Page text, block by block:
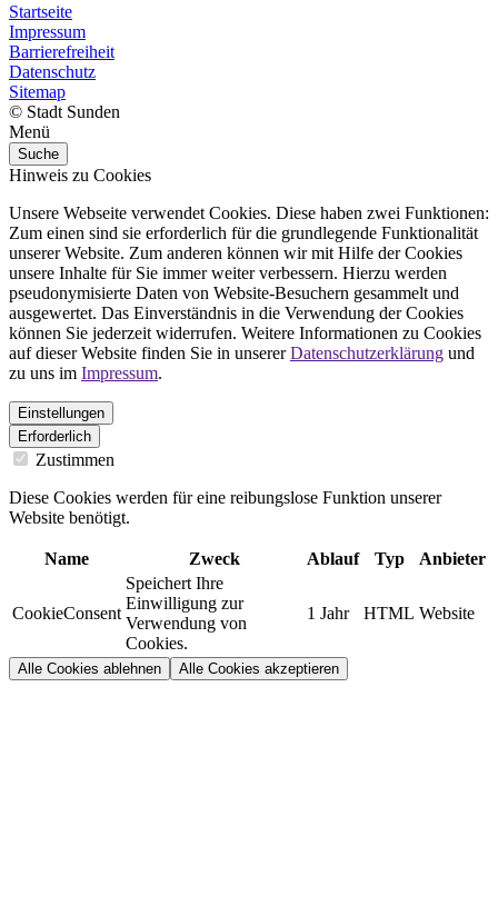
Startseite
Impressum
Barrierefreiheit
Datenschutz
Sitemap
© Stadt Sunden
Menü
Suche
Hinweis zu Cookies
Unsere Webseite verwendet Cookies. Diese haben zwei Funktionen:
Zum einen sind sie erforderlich für die grundlegende Funktionalität
unserer Website. Zum anderen können wir mit Hilfe der Cookies
unsere Inhalte für Sie immer weiter verbessern. Hierzu werden
pseudonymisierte Daten von Website-Besuchern gesammelt und
ausgewertet. Das Einverständnis in die Verwendung der Cookies
können Sie jederzeit widerrufen. Weitere Informationen zu Cookies
auf dieser Website finden Sie in unsererDatenschutzerklärung und
zu uns im Impressum.
Einstellungen
Erforderlich
Zustimmen
Diese Cookies werden für eine reibungslose Funktion unserer
Website benötigt.
Name Zweck Ablauf Typ Anbieter
CookieConsent
Speichert Ihre
Einwilligung zur
Verwendung von
Cookies.
1 Jahr HTML Website
Alle Cookies ablehnen Alle Cookies akzeptieren